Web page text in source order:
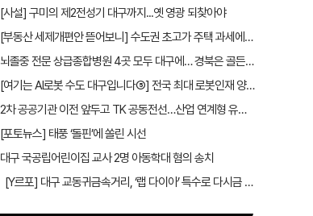
[사설] 구미의 제2전성기 대구까지...옛 영광 되찾아야
[부동산 세제개편안 뜯어보니] 수도권 초고가 주택 과세에만 초점…침체된 지방 부동산 대책은 없다
뇌졸중 전문 상급종합병원 4곳 모두 대구에… 경북은 골든타임 사각지대
[여기는 AI로봇 수도 대구입니다⑤] 전국 최대 로봇인재 양성소…“대구산업 맞춤형 교육과정 만들자”
2차 공공기관 이전 앞두고 TK 공동전선…산업 연계형 유치 승부수
[포토뉴스] 태풍 ‘돌핀’에 쏠린 시선
대구 국공립어린이집 교사 2명 아동학대 혐의 송치
[Y르포] 대구 교동귀금속거리, ‘랩 다이아’ 특수로 다시금 활기…“반짝 인기 의존 않는 지속 가능 성장 동력 마련해야”